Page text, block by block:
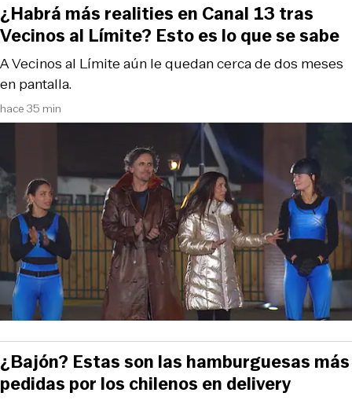
hace 35 min
A Vecinos al Límite aún le quedan cerca de dos meses
en pantalla.
¿Habrá más realities en Canal 13 tras
Vecinos al Límite? Esto es lo que se sabe
¿Bajón? Estas son las hamburguesas más
pedidas por los chilenos en delivery